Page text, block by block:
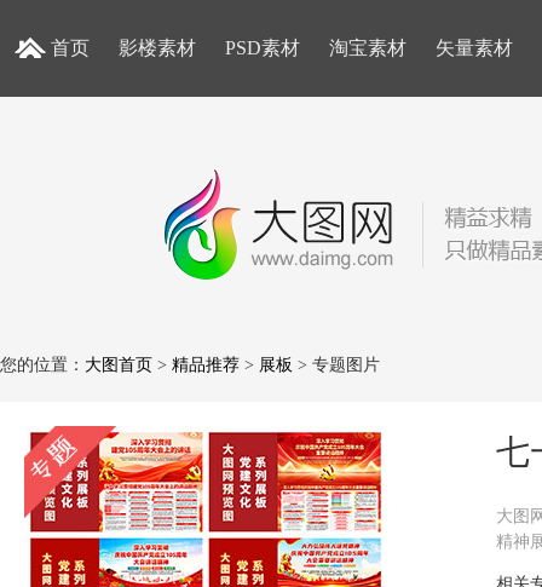
首页 影楼素材 PSD素材 淘宝素材 矢量素材
您的位置： 大图首页 > 精品推荐 > 展板 > 专题图片
七
大图
精神